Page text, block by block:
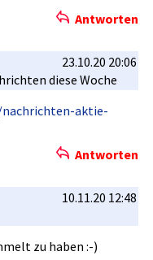
Antworten
23.10.20 20:06
diese Woche
nachric­hten-aktie­
Antworten
10.11.20 12:48
zu haben :-)